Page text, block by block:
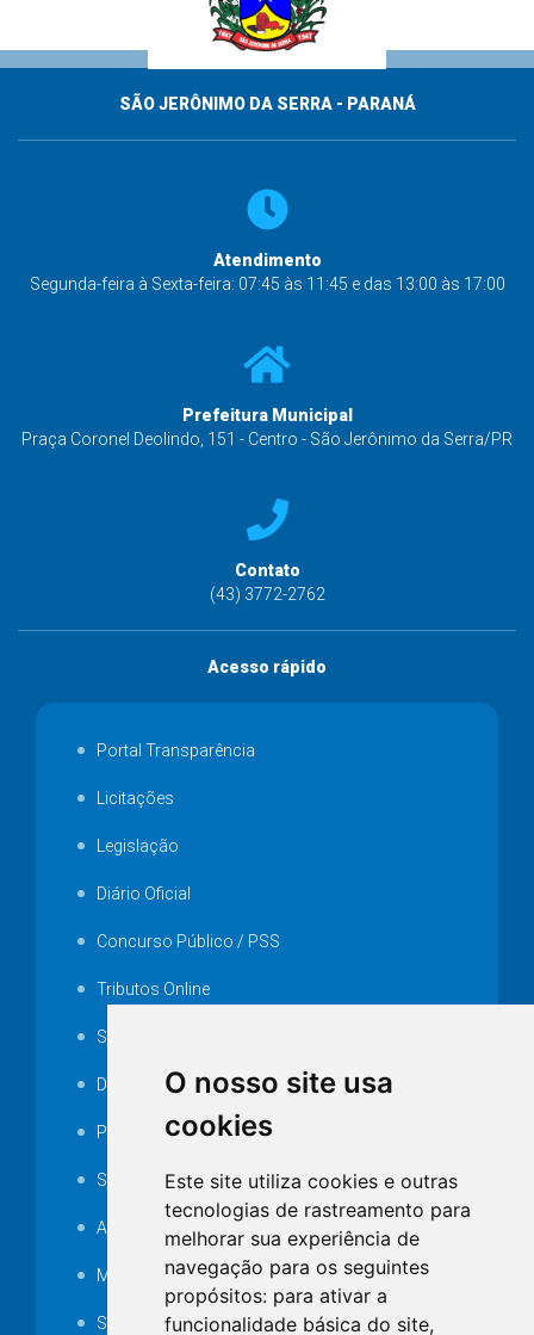
O nosso site usa
cookies
Este site utiliza cookies e outras
tecnologias de rastreamento para
melhorar sua experiência de
navegação para os seguintes
propósitos: para ativar a
funcionalidade básica do site,
SÃO JERÔNIMO DA SERRA - PARANÁ
Atendimento
Segunda-feira à Sexta-feira: 07:45 às 11:45 e das 13:00 às 17:00
Prefeitura Municipal
Praça Coronel Deolindo, 151 - Centro - São Jerônimo da Serra/PR
Contato
(43) 3772-2762
Acesso rápido
Portal Transparência
Licitações
Legislação
Diário Oficial
Concurso Público / PSS
Tributos Online
Serviços ISS-E
Decretos
Portarias
SAMAE
Audiência pública
MANUTENÇÃO DE ILUMINAÇÃO PÚBLICA
Serviços Técnicos TI